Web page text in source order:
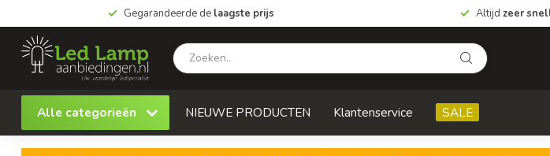
Gegarandeerde de laagste prijs Altijd zeer
Alle categorieën NIEUWE PRODUCTEN Klantenservice SALE